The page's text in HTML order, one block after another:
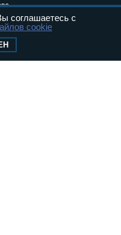
05
соглашаетесь с
cookie